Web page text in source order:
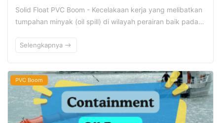
Solid Float PVC Boom - Kecelakaan kerja yang melibatkan
tumpahan minyak (oil spill) di wilayah perairan baik pada…
Selengkapnya
PVC Boom